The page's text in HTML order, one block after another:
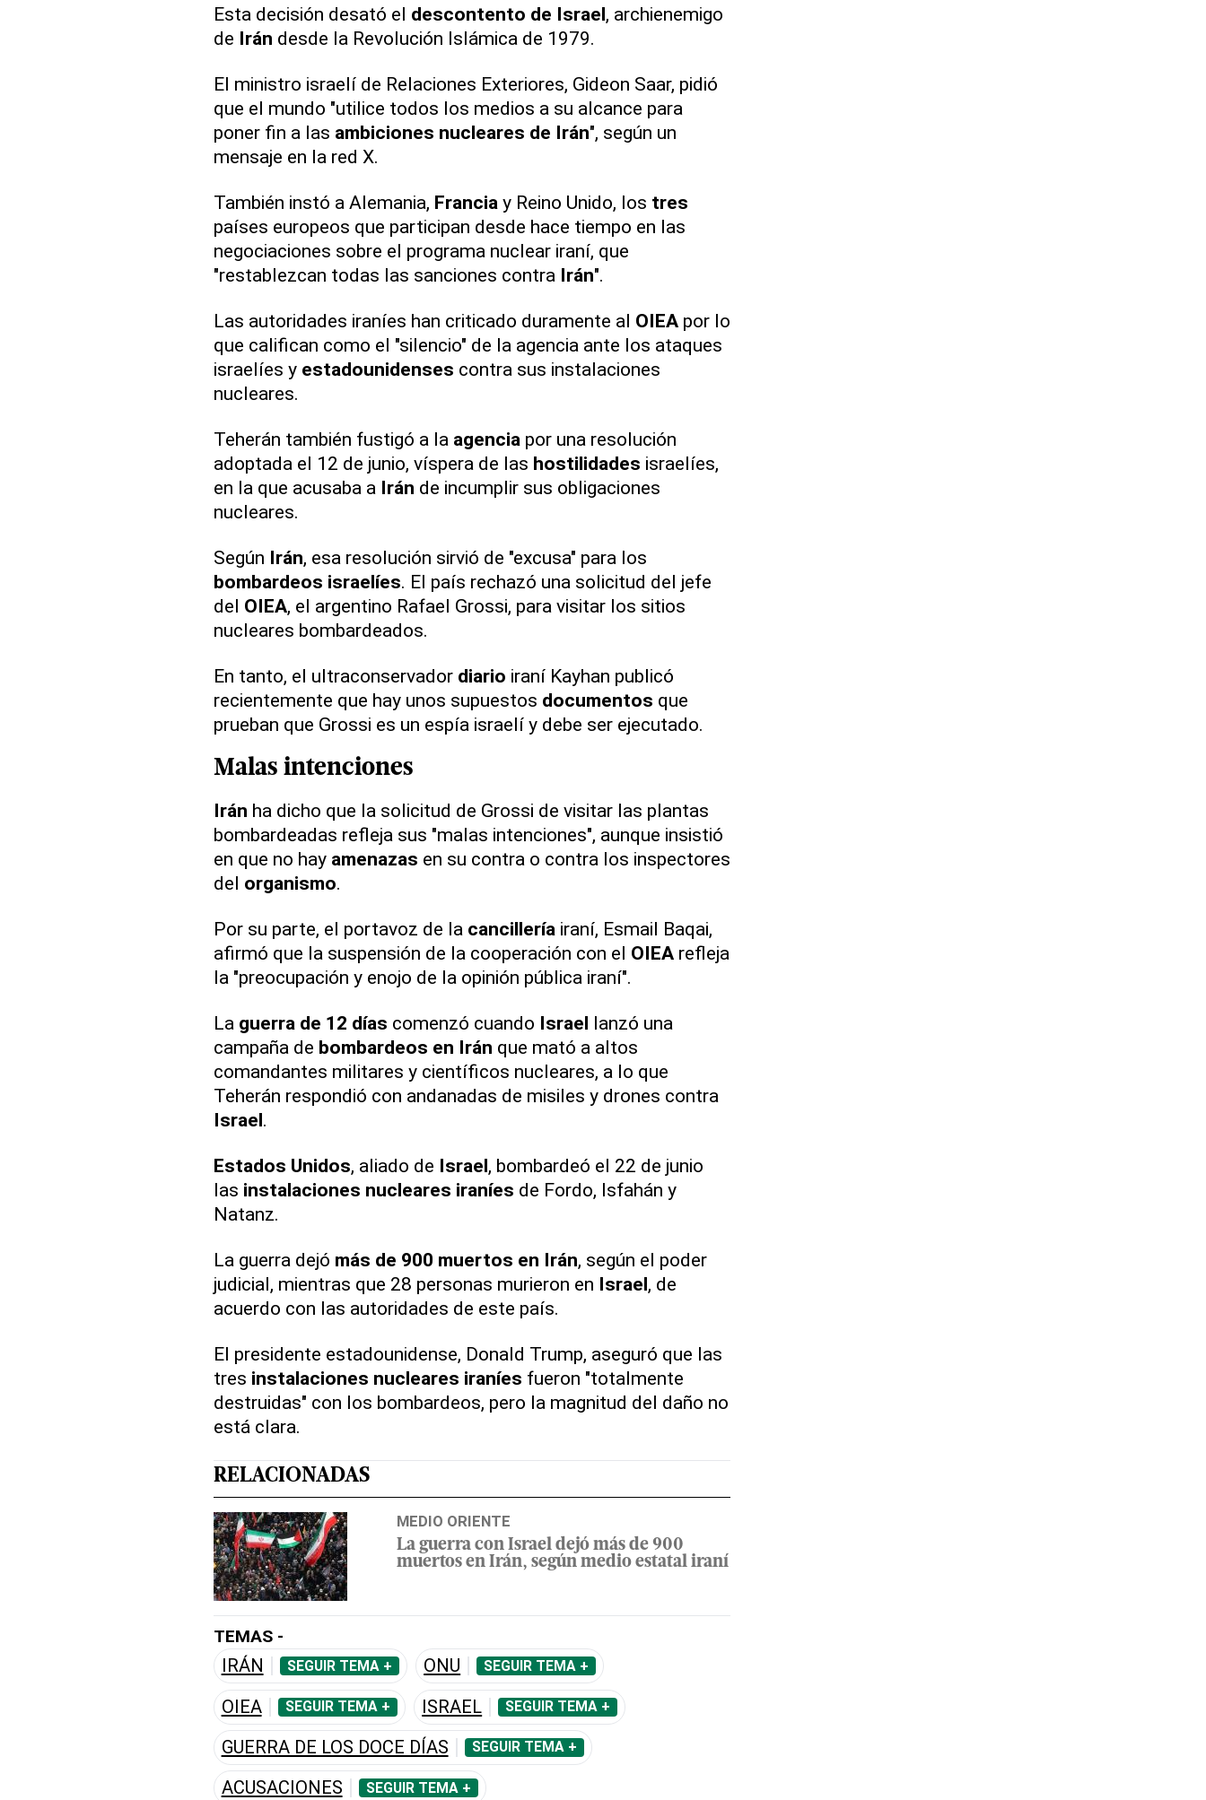
Esta decisión desató el descontento de Israel, archienemigo
de Irán desde la Revolución Islámica de 1979.
El ministro israelí de Relaciones Exteriores, Gideon Saar, pidió
que el mundo "utilice todos los medios a su alcance para
poner fin a las ambiciones nucleares de Irán", según un
mensaje en la red X.
También instó a Alemania, Francia y Reino Unido, los tres
países europeos que participan desde hace tiempo en las
negociaciones sobre el programa nuclear iraní, que
"restablezcan todas las sanciones contra Irán".
Las autoridades iraníes han criticado duramente al OIEApor lo
que califican como el "silencio" de la agencia ante los ataques
israelíes y estadounidenses contra sus instalaciones
nucleares.
Teherán también fustigó a la agencia por una resolución
adoptada el 12 de junio, víspera de las hostilidades israelíes,
en la que acusaba a Irán de incumplir sus obligaciones
nucleares.
Según Irán, esa resolución sirvió de "excusa" para los
bombardeos israelíes. El país rechazó una solicitud del jefe
del OIEA, el argentino Rafael Grossi, para visitar los sitios
nucleares bombardeados.
En tanto, el ultraconservador diario iraní Kayhan publicó
recientemente que hay unos supuestos documentos que
prueban que Grossi es un espía israelí y debe ser ejecutado.
Malas intenciones
Irán ha dicho que la solicitud de Grossi de visitar las plantas
bombardeadas refleja sus "malas intenciones", aunque insistió
en que no hay amenazas en su contra o contra los inspectores
del organismo.
Por su parte, el portavoz de la cancillería iraní, Esmail Baqai,
afirmó que la suspensión de la cooperación con el OIEArefleja
la "preocupación y enojo de la opinión pública iraní".
La guerra de 12 días comenzó cuando Israel lanzó una
campaña de bombardeos en Irán que mató a altos
comandantes militares y científicos nucleares, a lo que
Teherán respondió con andanadas de misiles y drones contra
Israel.
Estados Unidos, aliado de Israel, bombardeó el 22 de junio
las instalaciones nucleares iraníes de Fordo, Isfahán y
Natanz.
La guerra dejó más de 900 muertos en Irán, según el poder
judicial, mientras que 28 personas murieron en Israel, de
acuerdo con las autoridades de este país.
El presidente estadounidense, Donald Trump, aseguró que las
tres instalaciones nucleares iraníes fueron "totalmente
destruidas" con los bombardeos, pero la magnitud del daño no
está clara.
RELACIONADAS
MEDIO ORIENTE
La guerra con Israel dejó más de 900
muertos en Irán, según medio estatal iraní
TEMAS -
IRÁN SEGUIR TEMA + ONU SEGUIR TEMA +
OIEA SEGUIR TEMA + ISRAEL SEGUIR TEMA +
GUERRA DE LOS DOCE DÍAS SEGUIR TEMA +
ACUSACIONES SEGUIR TEMA +